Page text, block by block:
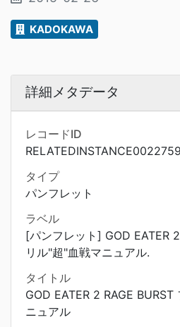
KADOKAWA
詳細メタデータ
レコードID
RELATEDINSTANCE0022759
タイプ
パンフレット
ラベル
[パンフレット] GOD EATER
リル"超"血戦マニュアル.
タイトル
GOD EATER 2 RAGE
ニュアル